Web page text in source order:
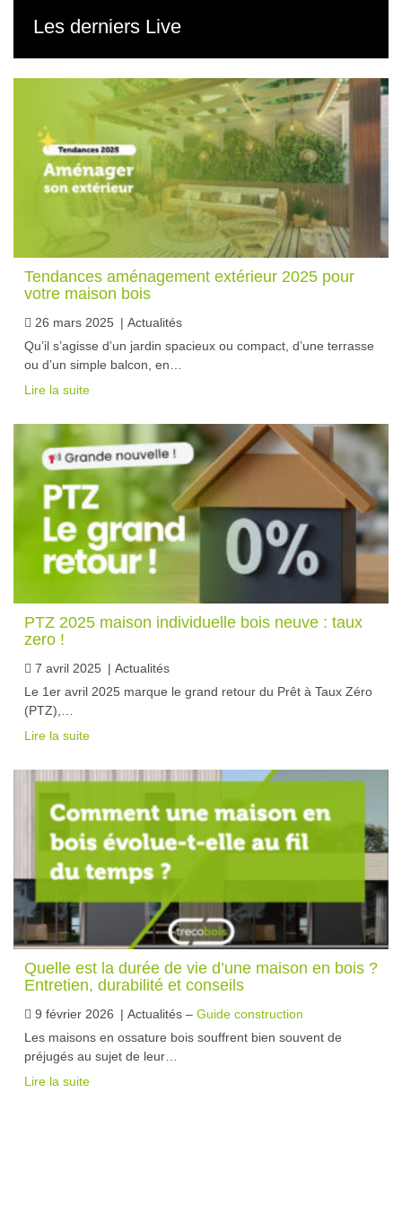
Les derniers Live
Tendances aménagement extérieur 2025 pour
votre maison bois
26 mars 2025 | Actualités
Qu’il s’agisse d’un jardin spacieux ou compact, d’une terrasse
ou d’un simple balcon, en…
Lire la suite
PTZ 2025 maison individuelle bois neuve : taux
zero !
7 avril 2025 | Actualités
Le 1er avril 2025 marque le grand retour du Prêt à Taux Zéro
(PTZ),…
Lire la suite
Quelle est la durée de vie d’une maison en bois ?
Entretien, durabilité et conseils
9 février 2026 | Actualités – Guide construction
Les maisons en ossature bois souffrent bien souvent de
préjugés au sujet de leur…
Lire la suite